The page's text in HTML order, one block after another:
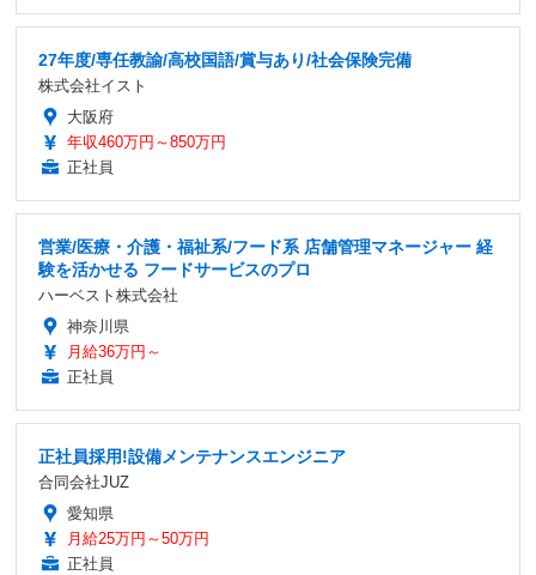
27年度/専任教諭/高校国語/賞与あり/社会保険完備
株式会社イスト
大阪府
年収460万円～850万円
正社員
営業/医療・介護・福祉系/フード系 店舗管理マネージャー 経
験を活かせる フードサービスのプロ
ハーベスト株式会社
神奈川県
月給36万円～
正社員
正社員採用!設備メンテナンスエンジニア
合同会社JUZ
愛知県
月給25万円～50万円
正社員